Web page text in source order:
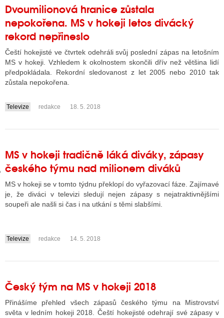
STÁT BLOGEREM
BLOGERA
STARŠÍCH DISKUZÍ
Dvoumilionová hranice zůstala
nepokořena. MS v hokeji letos divácký
rekord nepřineslo
Čeští hokejisté ve čtvrtek odehráli svůj poslední zápas na letošním
MS v hokeji. Vzhledem k okolnostem skončili dřív než většina lidí
předpokládala. Rekordní sledovanost z let 2005 nebo 2010 tak
zůstala nepokořena.
....
Televize redakce 18. 5. 2018
MS v hokeji tradičně láká diváky, zápasy
českého týmu nad milionem diváků
MS v hokeji se v tomto týdnu překlopí do vyřazovací fáze. Zajímavé
je, že diváci v televizi sledují nejen zápasy s nejatraktivnějšími
soupeři ale našli si čas i na utkání s těmi slabšími.
....
Televize redakce 14. 5. 2018
Český tým na MS v hokeji 2018
Přinášíme přehled všech zápasů českého týmu na Mistrovství
světa v ledním hokeji 2018. Čeští hokejisté odehrají své zápasy v